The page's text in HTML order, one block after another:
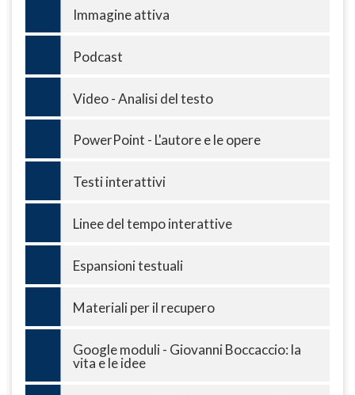
Immagine attiva
Podcast
Video - Analisi del testo
PowerPoint - L'autore e le opere
Testi interattivi
Linee del tempo interattive
Espansioni testuali
Materiali per il recupero
Google moduli - Giovanni Boccaccio: la
vita e le idee